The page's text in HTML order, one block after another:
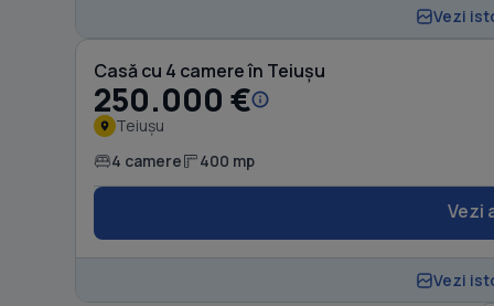
Vezi
Casă cu 4 camere în Teiușu
250.000 €
Teiușu
4 camere 400 mp
Vezi
Vezi